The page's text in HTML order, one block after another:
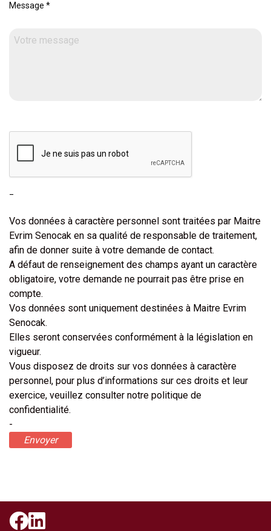
Message *
Vos données à caractère personnel sont traitées par Maitre
Evrim Senocak en sa qualité de responsable de traitement,
afin de donner suite à votre demande de contact.
A défaut de renseignement des champs ayant un caractère
obligatoire, votre demande ne pourrait pas être prise en
compte.
Vos données sont uniquement destinées à Maitre Evrim
Senocak.
Elles seront conservées conformément à la législation en
vigueur.
Vous disposez de droits sur vos données à caractère
personnel, pour plus d’informations sur ces droits et leur
exercice, veuillez consulter notre politique de
confidentialité.
-
Envoyer